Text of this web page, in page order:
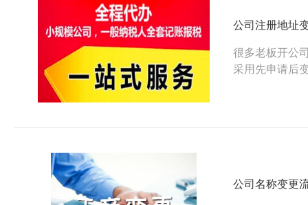
公司注册地址
很多老板开公
采用先申请后
公司名称变更